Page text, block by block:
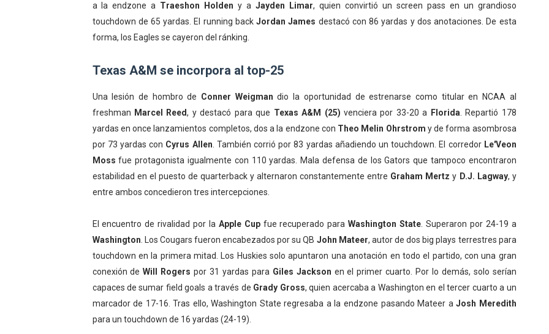
a la endzone a Traeshon Holdeny a Jayden Limar, quien convirtió un screen pass en un grandioso
touchdown de 65 yardas. El running backJordan James destacó con 86 yardas y dos anotaciones. De esta
forma, los Eagles se cayeron del ránking.
Texas A&M se incorpora al top-25
Una lesión de hombro de Conner Weigman dio la oportunidad de estrenarse como titular en NCAA al
freshman Marcel Reed, y destacó para que Texas A&M (25)venciera por 33-20 a Florida . Repartió 178
yardas en once lanzamientos completos, dos a la endzone con Theo Melin Ohrstrom y de forma asombrosa
por 73 yardas con Cyrus Allen . También corrió por 83 yardas añadiendo un touchdown. El corredor Le'Veon
Moss fue protagonista igualmente con 110 yardas. Mala defensa de los Gators que tampoco encontraron
estabilidad en el puesto de quarterback y alternaron constantemente entre Graham Mertz y D.J. Lagway, y
entre ambos concedieron tres intercepciones.
El encuentro de rivalidad por la Apple Cupfue recuperado paraWashington State . Superaron por 24-19 a
Washington . Los Cougars fueron encabezados por su QB John Mateer, autor de dos big plays terrestres para
touchdown en la primera mitad. Los Huskies solo apuntaron una anotación en todo el partido, con una gran
conexión deWill Rogers por 31 yardas para Giles Jackson en el primer cuarto. Por lo demás, solo serían
capaces de sumar field goals a través de Grady Gross, quien acercaba a Washington en el tercer cuarto a un
marcador de 17-16. Tras ello, Washington State regresaba a la endzone pasando Mateer aJosh Meredith
para un touchdown de 16 yardas (24-19).